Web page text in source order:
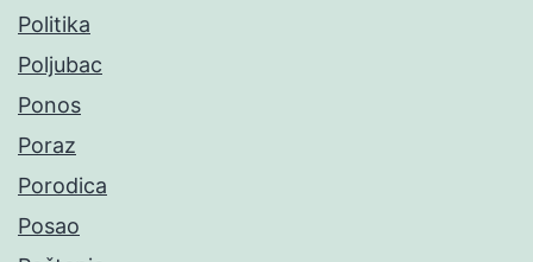
Politika
Poljubac
Ponos
Poraz
Porodica
Posao